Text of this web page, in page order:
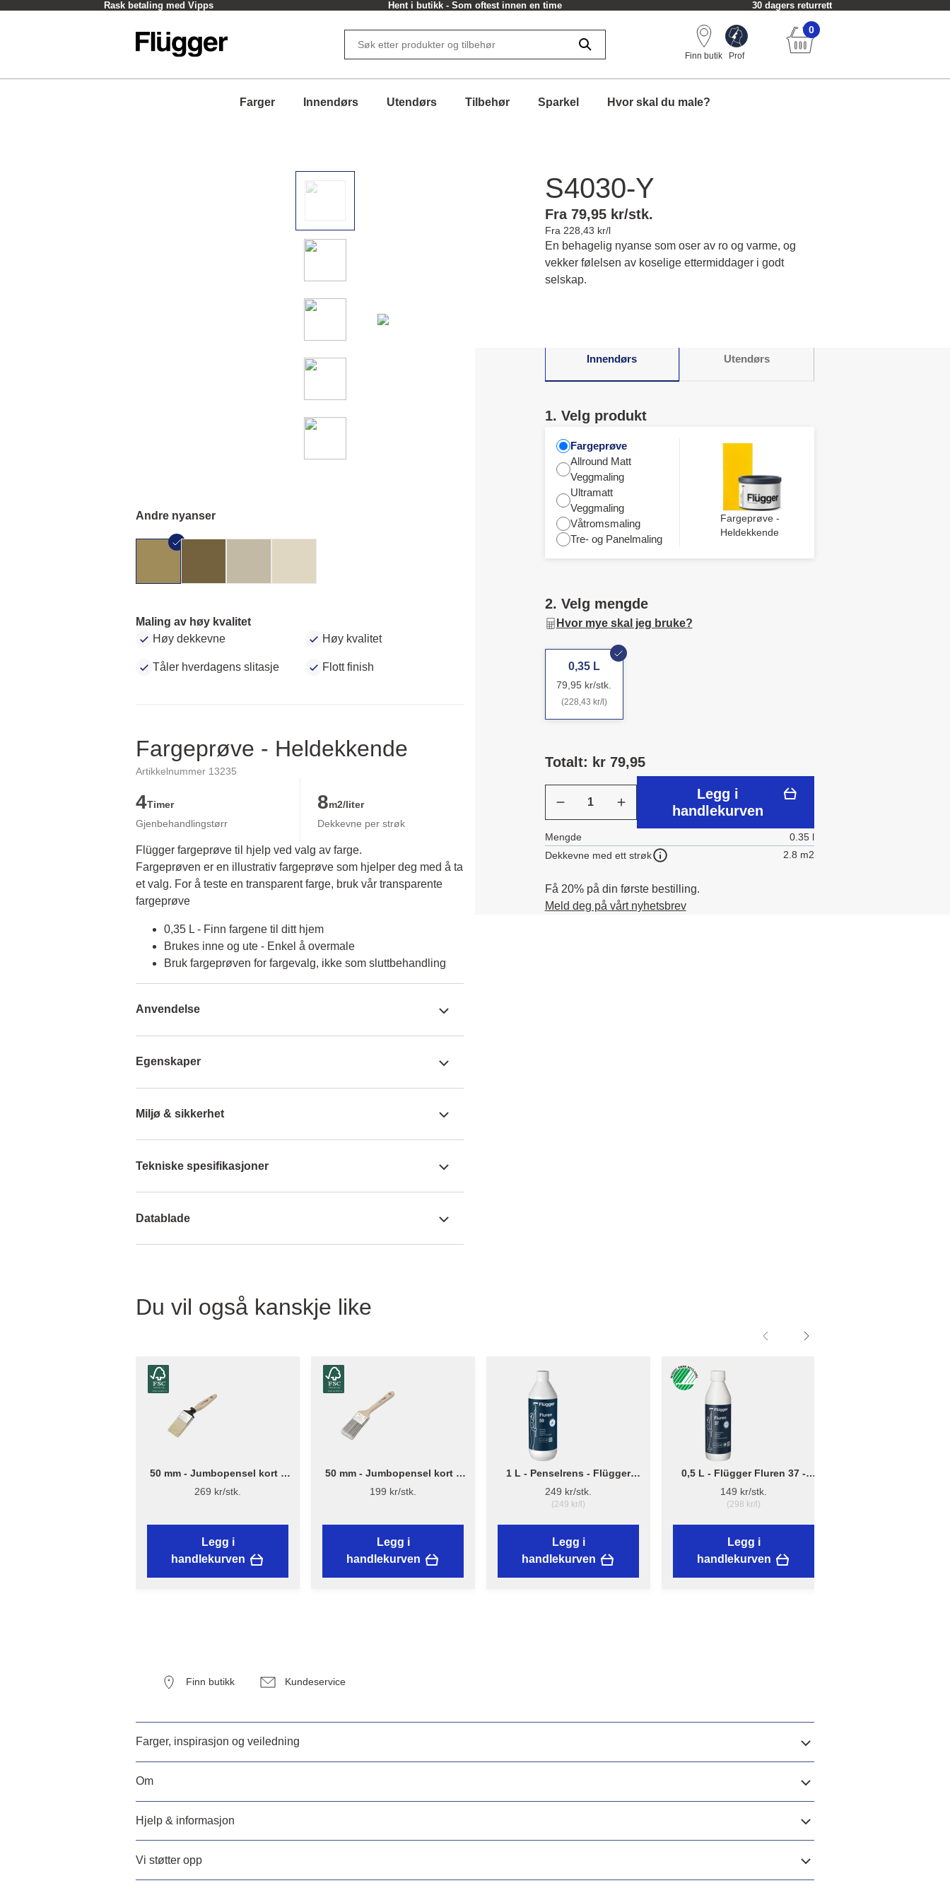
Rask betaling med Vipps Hent i butikk - Som oftest innen en time 30 dagers returrett
Finn butik Prof
0
Farger Innendørs Utendørs Tilbehør Sparkel Hvor skal du male?
Andre nyanser
Maling av høy kvalitet
Høy dekkevne
Høy kvalitet
Tåler hverdagens slitasje Flott finish
Fargeprøve - Heldekkende
Artikkelnummer 13235
4Timer
Gjenbehandlingstørr
8m2/liter
Dekkevne per strøk
Flügger fargeprøve til hjelp ved valg av farge.
Fargeprøven er en illustrativ fargeprøve som hjelper deg med å ta
et valg. For å teste en transparent farge, bruk vår transparente
fargeprøve
0,35 L - Finn fargene til ditt hjem
Brukes inne og ute - Enkel å overmale
Bruk fargeprøven for fargevalg, ikke som sluttbehandling
Anvendelse
Egenskaper
Miljø & sikkerhet
Tekniske spesifikasjoner
Datablade
S4030-Y
Fra 79,95 kr/stk.
Fra 228,43 kr/l
En behagelig nyanse som oser av ro og varme, og
vekker følelsen av koselige ettermiddager i godt
selskap.
Innendørs Utendørs
1. Velg produkt
Fargeprøve
Allround Matt
Veggmaling
Ultramatt
Veggmaling
Våtromsmaling
Tre- og Panelmaling
Fargeprøve -
Heldekkende
2. Velg mengde
Hvor mye skal jeg bruke?
0,35 L
79,95 kr/stk.
(228,43 kr/l)
Totalt: kr 79,95
Legg i
handlekurven
Mengde
0.35 l
Dekkevne med ett strøk
2.8 m2
Få 20% på din første bestilling.
Meld deg på vårt nyhetsbrev
Du vil også kanskje like
50 mm - Jumbopensel kort –
Flügger Excellence
269 kr/stk.
Legg i
handlekurven
50 mm - Jumbopensel kort –
Flügger Pro Series
199 kr/stk.
Legg i
handlekurven
1 L - Penselrens - Flügger
Fluren 59
249 kr/stk.
(249 kr/l)
Legg i
handlekurven
0,5 L - Flügger Fluren 37 -
Grunnrengjøring
149 kr/stk.
(298 kr/l)
Legg i
handlekurven
Finn butikk Kundeservice
Farger, inspirasjon og veiledning
Om
Hjelp & informasjon
Vi støtter opp